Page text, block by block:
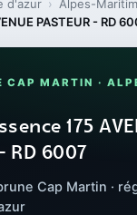
d'azur › Alpes-
PASTEUR - RD
CAP MARTIN ·
175
RD 6007
Cap Martin ·